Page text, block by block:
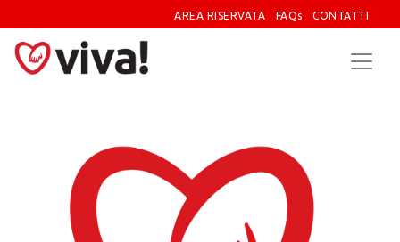
AREA RISERVATA FAQs CONTATTI